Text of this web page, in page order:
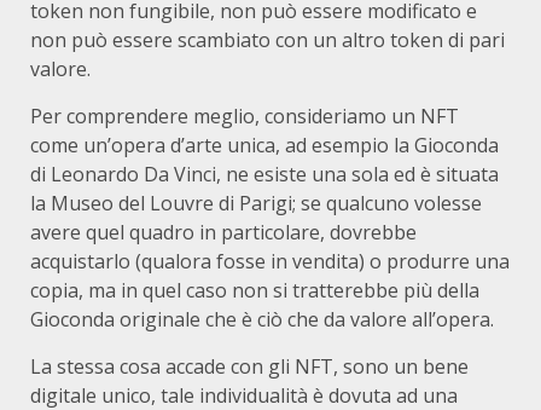
token non fungibile, non può essere modificato e
non può essere scambiato con un altro token di pari
valore.
Per comprendere meglio, consideriamo un NFT
come un’opera d’arte unica, ad esempio la Gioconda
di Leonardo Da Vinci, ne esiste una sola ed è situata
la Museo del Louvre di Parigi; se qualcuno volesse
avere quel quadro in particolare, dovrebbe
acquistarlo (qualora fosse in vendita) o produrre una
copia, ma in quel caso non si tratterebbe più della
Gioconda originale che è ciò che da valore all’opera.
La stessa cosa accade con gli NFT, sono un bene
digitale unico, tale individualità è dovuta ad una